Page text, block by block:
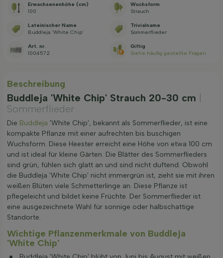
Erwachsenenhöhe (cm)
100
Wuchsform
Strauch
Lateinischer Name
Buddleja 'White Chip'
Trivialname
Sommerflieder
Art. nr.
1004572
Giftig
Siehe häufig gestellte Fragen
Beschreibung
Buddleja 'White Chip' Strauch 20-30 cm
Sommerflieder
Die Buddleja 'White Chip', bekannt als Sommerflieder, ist eine
kompakte Pflanze mit einer aufrechten bis buschigen
Wuchsform. Diese Heester erreicht eine Höhe von etwa 100 cm
und ist ideal für kleine Gärten. Die Blätter des Sommerflieders
sind grün, fühlen sich glatt an und sind nicht duftend. Obwohl
die Buddleja 'White Chip' nicht immergrün ist, zieht sie mit ihren
weißen Blüten viele Schmetterlinge an. Diese Pflanze ist
pflegeleicht und bildet keine Früchte. Der Sommerflieder ist
eine ausgezeichnete Wahl für sonnige oder halbschattige
Standorte.
Wichtige Pflanzenmerkmale von Buddleja
'White Chip'